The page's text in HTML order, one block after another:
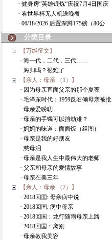
· 健身房“英雄锻炼“庆祝7月4日国庆
· 看世界杯无人机送晚餐
· 06/18/2026 后置深蹲175磅（80公
分类目录
【万维征文】
· 海一代，二代，三代……
· 海归吗？很难了
【亲人：母亲 （1）】
· 因为母亲直面父亲的那个夏夜
· 毛泽东时代：1959反右倾母亲被批
· 母亲爱唠叨
· 母亲的手镯可以挡劫难？
· 妈妈的味道：面面饭（组图）
· 母亲是我的好朋友
· 慈母泪
· 母亲是我人生中最伟大的老师
· 父亲和母亲的爱情故事
· 母亲在美三年
【亲人：母亲 （2）】
· 2018回国: 母亲病中说
· 2018回国: 病中母亲
· 2018回国：龙行随雨母亲上路
· 2018回国：离别
· 母亲教我美容